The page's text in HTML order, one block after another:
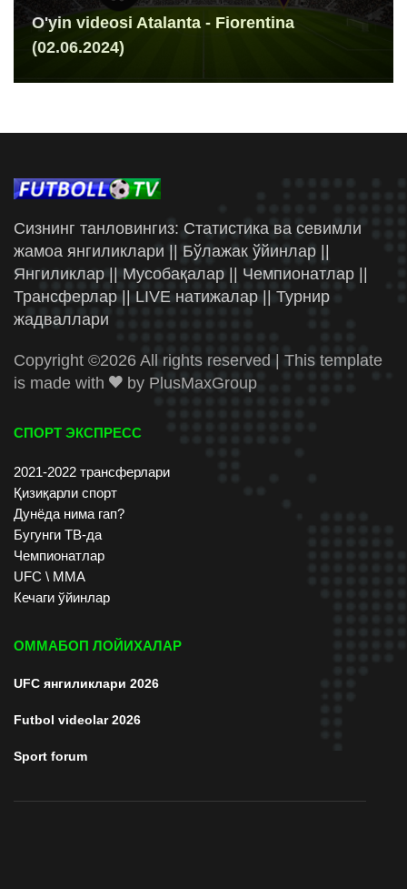
O'yin videosi Atalanta - Fiorentina
(02.06.2024)
Сизнинг танловингиз: Статистика ва севимли
жамоа янгиликлари || Бўлажак ўйинлар ||
Янгиликлар || Мусобақалар || Чемпионатлар ||
Трансферлар || LIVE натижалар || Турнир
жадваллари
Copyright ©2026 All rights reserved | This template
is made with
by PlusMaxGroup
СПОРТ ЭКСПРЕСС
2021-2022 трансферлари
Қизиқарли спорт
Дунёда нима гап?
Бугунги ТВ-да
Чемпионатлар
UFC \ ММА
Кечаги ўйинлар
ОММАБОП ЛОЙИХАЛАР
UFC янгиликлари 2026
Futbol videolar 2026
Sport forum